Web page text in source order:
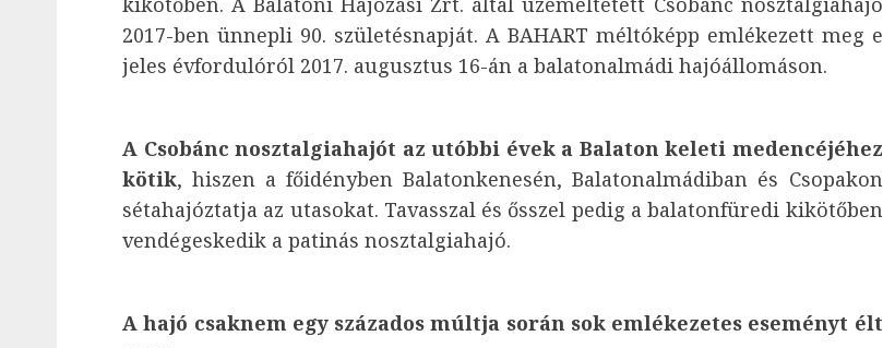
2017-ben ünnepli 90. születésnapját. A BAHART méltóképp emlékezett meg e
jeles évfordulóról 2017. augusztus 16-án a balatonalmádi hajóállomáson.
A Csobánc nosztalgiahajót az utóbbi évek a Balaton keleti medencéjéhez
kötik, hiszen a főidényben Balatonkenesén, Balatonalmádiban és Csopakon
sétahajóztatja az utasokat. Tavasszal és ősszel pedig a balatonfüredi kikötőben
vendégeskedik a patinás nosztalgiahajó.
A hajó csaknem egy százados múltja során sok emlékezetes eseményt élt